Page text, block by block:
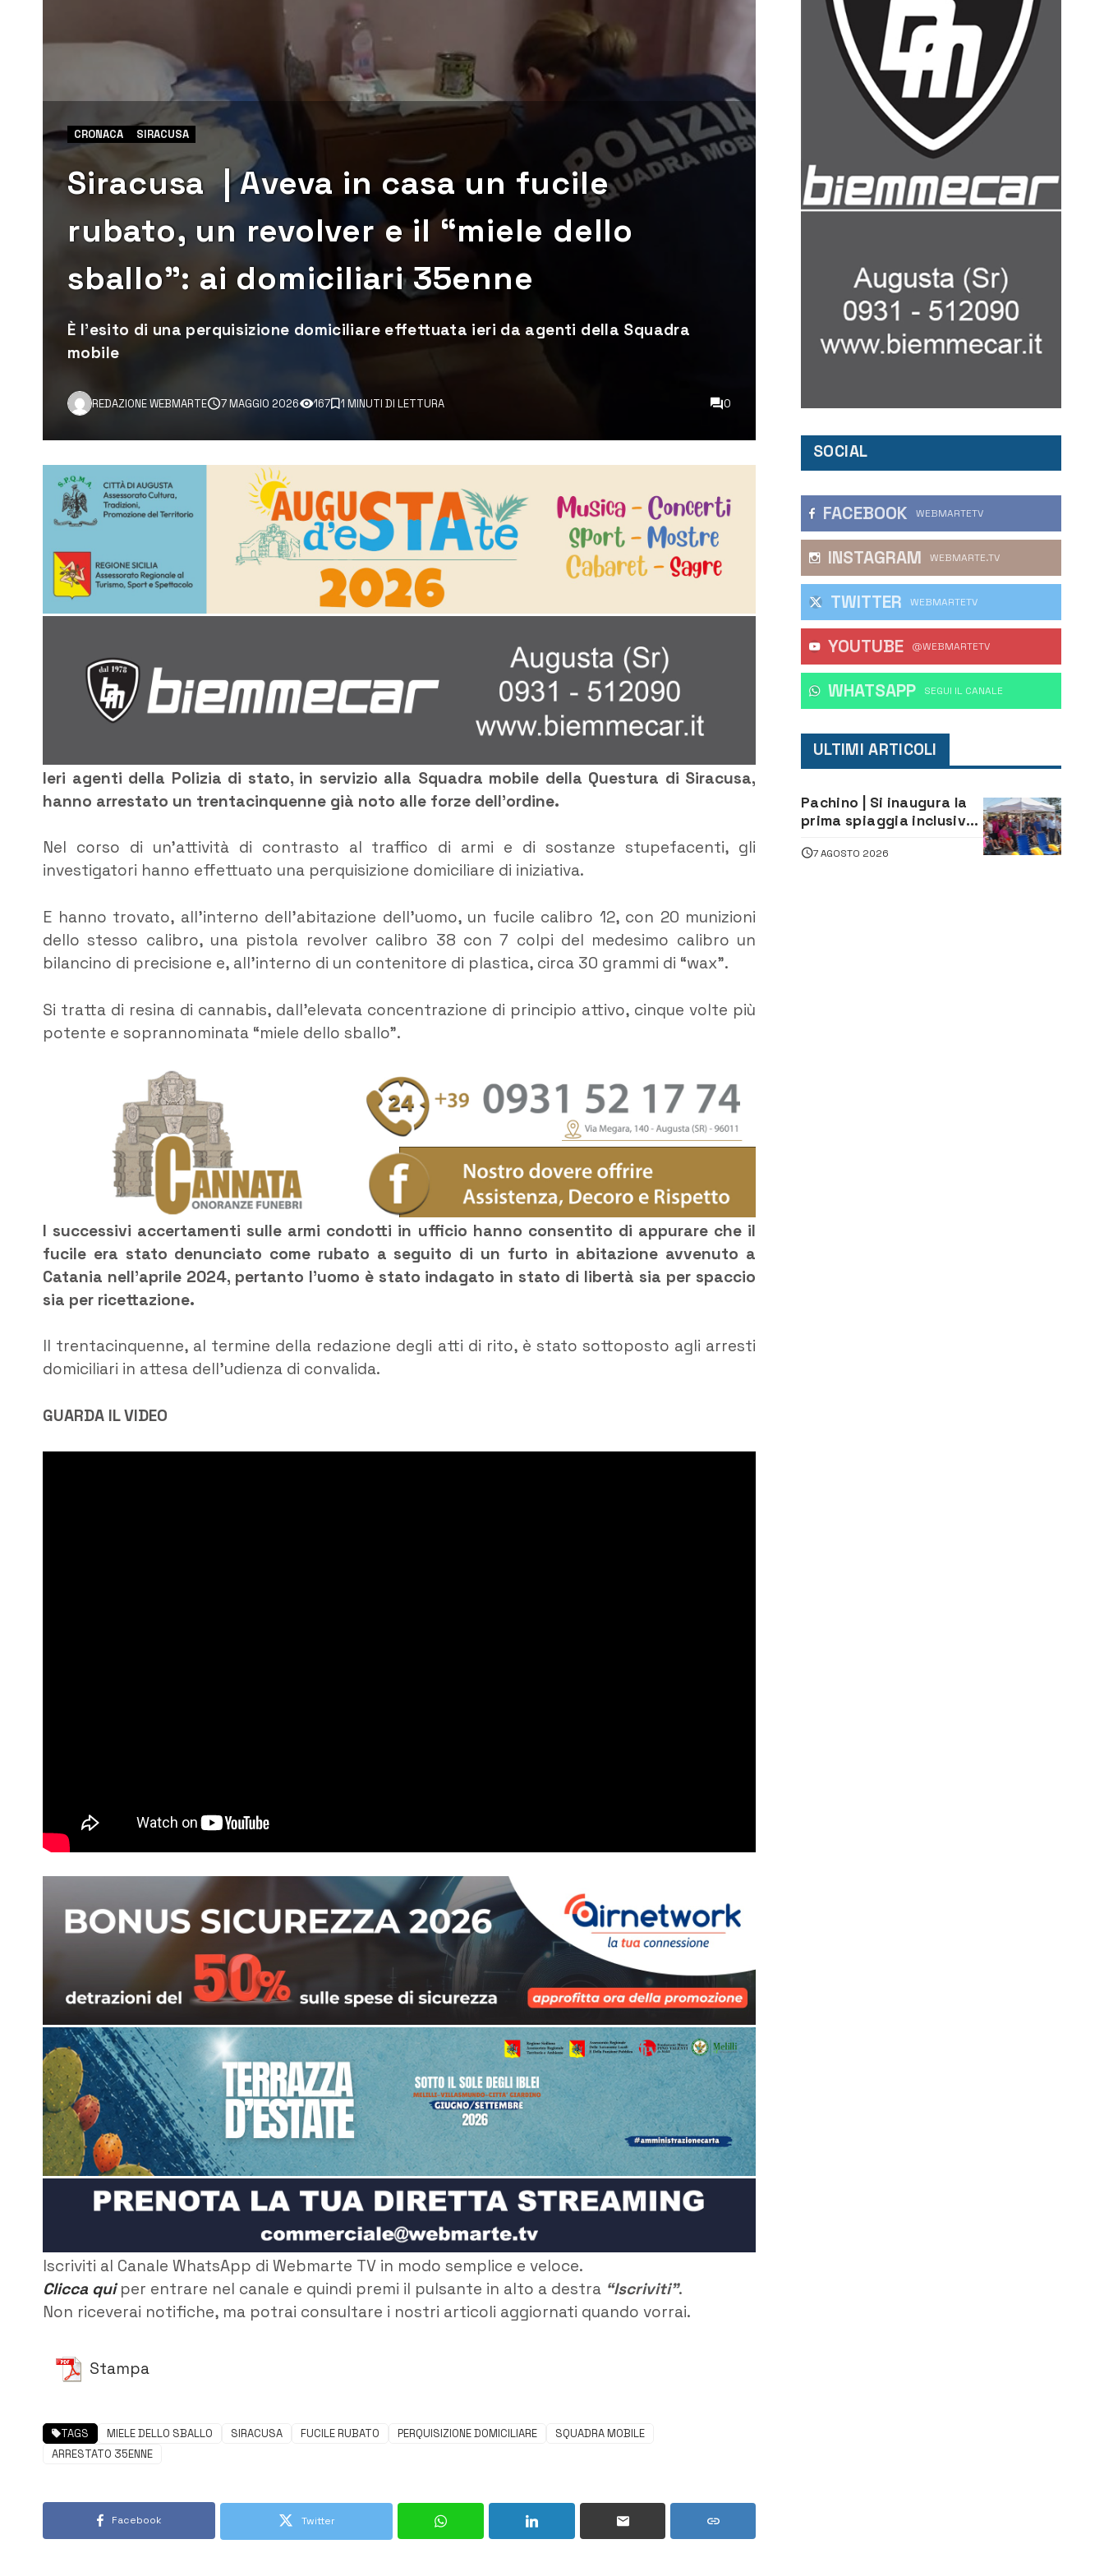
CRONACA SIRACUSA
Siracusa | Aveva in casa un fucile
rubato, un revolver e il “miele dello
sballo”: ai domiciliari 35enne
È l’esito di una perquisizione domiciliare effettuata ieri da agenti della Squadra
mobile
REDAZIONE WEBMARTE 7 MAGGIO 2026 167 1 MINUTI DI LETTURA 0
Ieri agenti della Polizia di stato, in servizio alla Squadra mobile della Questura di Siracusa,
hanno arrestato un trentacinquenne già noto alle forze dell’ordine.
Nel corso di un’attività di contrasto al traffico di armi e di sostanze stupefacenti, gli
investigatori hanno effettuato una perquisizione domiciliare di iniziativa.
E hanno trovato, all’interno dell’abitazione dell’uomo, un fucile calibro 12, con 20 munizioni
dello stesso calibro, una pistola revolver calibro 38 con 7 colpi del medesimo calibro un
bilancino di precisione e, all’interno di un contenitore di plastica, circa 30 grammi di “wax”.
Si tratta di resina di cannabis, dall’elevata concentrazione di principio attivo, cinque volte più
potente e soprannominata “miele dello sballo”.
I successivi accertamenti sulle armi condotti in ufficio hanno consentito di appurare che il
fucile era stato denunciato come rubato a seguito di un furto in abitazione avvenuto a
Catania nell’aprile 2024, pertanto l’uomo è stato indagato in stato di libertà sia per spaccio
sia per ricettazione.
Il trentacinquenne, al termine della redazione degli atti di rito, è stato sottoposto agli arresti
domiciliari in attesa dell’udienza di convalida.
GUARDA IL VIDEO
Iscriviti al Canale WhatsApp di Webmarte TV in modo semplice e veloce.
Clicca quiper entrare nel canale e quindi premi il pulsante in alto a destra “Iscriviti”.
Non riceverai notifiche, ma potrai consultare i nostri articoli aggiornati quando vorrai.
Stampa
TAGS MIELE DELLO SBALLO SIRACUSA FUCILE RUBATO PERQUISIZIONE DOMICILIARE
SQUADRA MOBILE
ARRESTATO 35ENNE
Facebook Twitter
SOCIAL
FACEBOOK WEBMARTETV
INSTAGRAM WEBMARTE.TV
TWITTER WEBMARTETV
YOUTUBE @WEBMARTETV
WHATSAPP ‎SEGUI IL CANALE
ULTIMI ARTICOLI
Pachino | Si inaugura la
prima spiaggia inclusiva
assistenza e prevenzione
7 AGOSTO 2026